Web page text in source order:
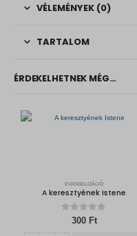
VÉLEMÉNYEK (0)
TARTALOM
ÉRDEKELHETNEK MÉG…
EVANGELIZÁCIÓ
A keresztyének Istene
out of 5
300 Ft